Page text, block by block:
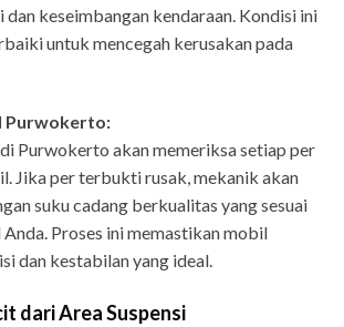
dan keseimbangan kendaraan. Kondisi ini
untuk mencegah kerusakan pada
Purwokerto:
Purwokerto akan memeriksa setiap per
Jika per terbukti rusak, mekanik akan
suku cadang berkualitas yang sesuai
Proses ini memastikan mobil
dan kestabilan yang ideal.
dari Area Suspensi